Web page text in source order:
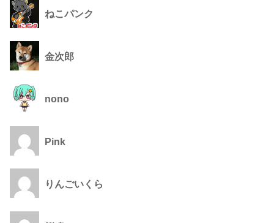
ねこパンク
金次郎
nono
Pink
りんごいくら